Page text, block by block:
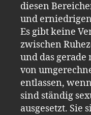
diesen
und
Es gibt keine
zwischen
und das
von
entlassen,
sind ständig
ausgesetzt. Sie